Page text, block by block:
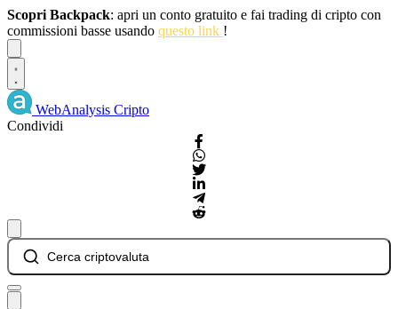
Scopri Backpack: apri un conto gratuito e fai trading di cripto con
commissioni basse usando questo link !
WebAnalysis Cripto
Condividi
Cerca criptovaluta